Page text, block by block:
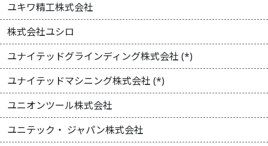
ユキワ精工株式会社
株式会社ユシロ
ユナイテッドグラインディング株式会社 (*)
ユナイテッドマシニング株式会社 (*)
ユニオンツール株式会社
ユニテック・ ジャパン株式会社